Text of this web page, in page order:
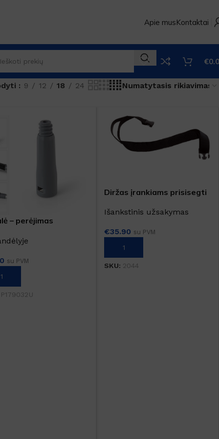
Apie musKontaktai
€
9 12 18 24
– perėjimas
su PVM
P179032U
Diržas įrankiams prisisegti
Išankstinis užsakymas
€35.90 su PVM
Į KREPŠELĮ
SKU: 2044